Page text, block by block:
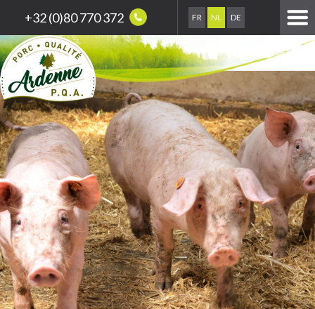
+32 (0)80 770 372 FR NL DE